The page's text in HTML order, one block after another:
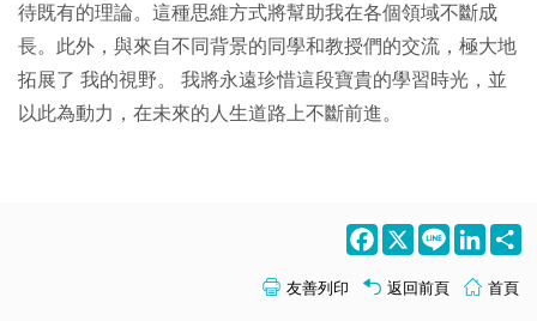
待既有的理論。這種思維方式將幫助我在各個領域不斷成
長。此外，與來自不同背景的同學和教授們的交流，極大地
拓展了 我的視野。 我將永遠珍惜這段寶貴的學習時光，並
以此為動力，在未來的人生道路上不斷前進。
Facebook
X Line
友善列印 返回前頁 首頁